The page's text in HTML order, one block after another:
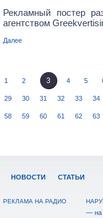
Рекламный постер
агентством
Далее
1 2 3 4 5
29 30 31 32 33 34
58 59 60 61 62 63
НОВОСТИ СТАТЬИ
РЕКЛАМА НА РАДИО
— на